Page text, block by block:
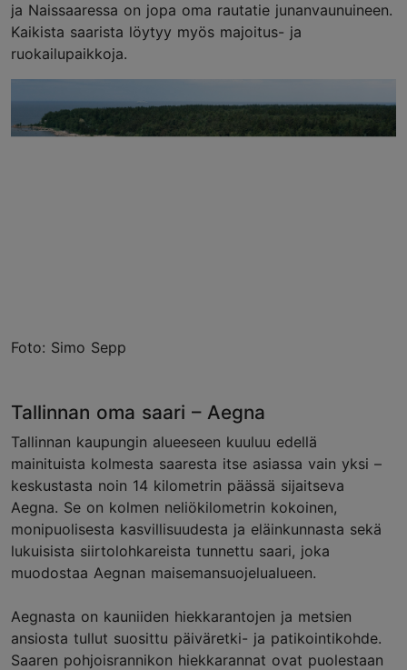
ja Naissaaressa on jopa oma rautatie junanvaunuineen.
Kaikista saarista löytyy myös majoitus- ja
ruokailupaikkoja.
Foto: Simo Sepp
Tallinnan oma saari – Aegna
Tallinnan kaupungin alueeseen kuuluu edellä
mainituista kolmesta saaresta itse asiassa vain yksi –
keskustasta noin 14 kilometrin päässä sijaitseva
Aegna. Se on kolmen neliökilometrin kokoinen,
monipuolisesta kasvillisuudesta ja eläinkunnasta sekä
lukuisista siirtolohkareista tunnettu saari, joka
muodostaa Aegnan maisemansuojelualueen.
Aegnasta on kauniiden hiekkarantojen ja metsien
ansiosta tullut suosittu päiväretki- ja patikointikohde.
Saaren pohjoisrannikon hiekkarannat ovat puolestaan